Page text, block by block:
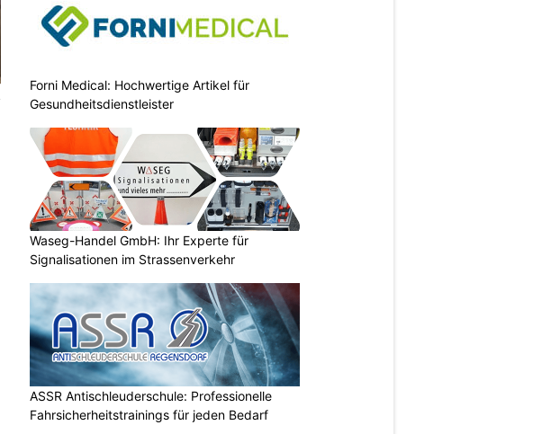
Forni Medical: Hochwertige Artikel für
Gesundheitsdienstleister
Waseg-Handel GmbH: Ihr Experte für
Signalisationen im Strassenverkehr
ASSR Antischleuderschule: Professionelle
Fahrsicherheitstrainings für jeden Bedarf